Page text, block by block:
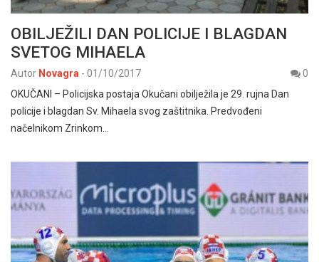
OBILJEŽILI DAN POLICIJE I BLAGDAN
SVETOG MIHAELA
Autor Novagra - 01/10/2017
0
OKUČANI – Policijska postaja Okučani obilježila je 29. rujna Dan
policije i blagdan Sv. Mihaela svog zaštitnika. Predvođeni
načelnikom Zrinkom…